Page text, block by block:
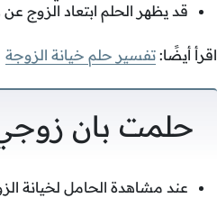
قد يظهر الحلم ابتعاد الزوج
اقرأ أيضًا: تفسير حلم خيانة الزوجة
حلمت بان
عند مشاهدة الحامل لخيانة